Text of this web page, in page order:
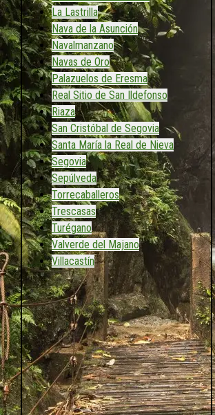
La Lastrilla
Nava de la Asunción
Navalmanzano
Navas de Oro
Palazuelos de Eresma
Real Sitio de San Ildefonso
Riaza
San Cristóbal de Segovia
Santa María la Real de Nieva
Segovia
Sepúlveda
Torrecaballeros
Trescasas
Turégano
Valverde del Majano
Villacastín